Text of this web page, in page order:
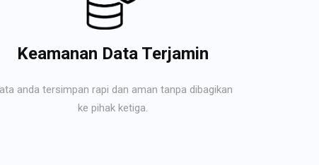
Keamanan Data Terjamin
anda tersimpan rapi dan aman tanpa dibagikan
ke pihak ketiga.